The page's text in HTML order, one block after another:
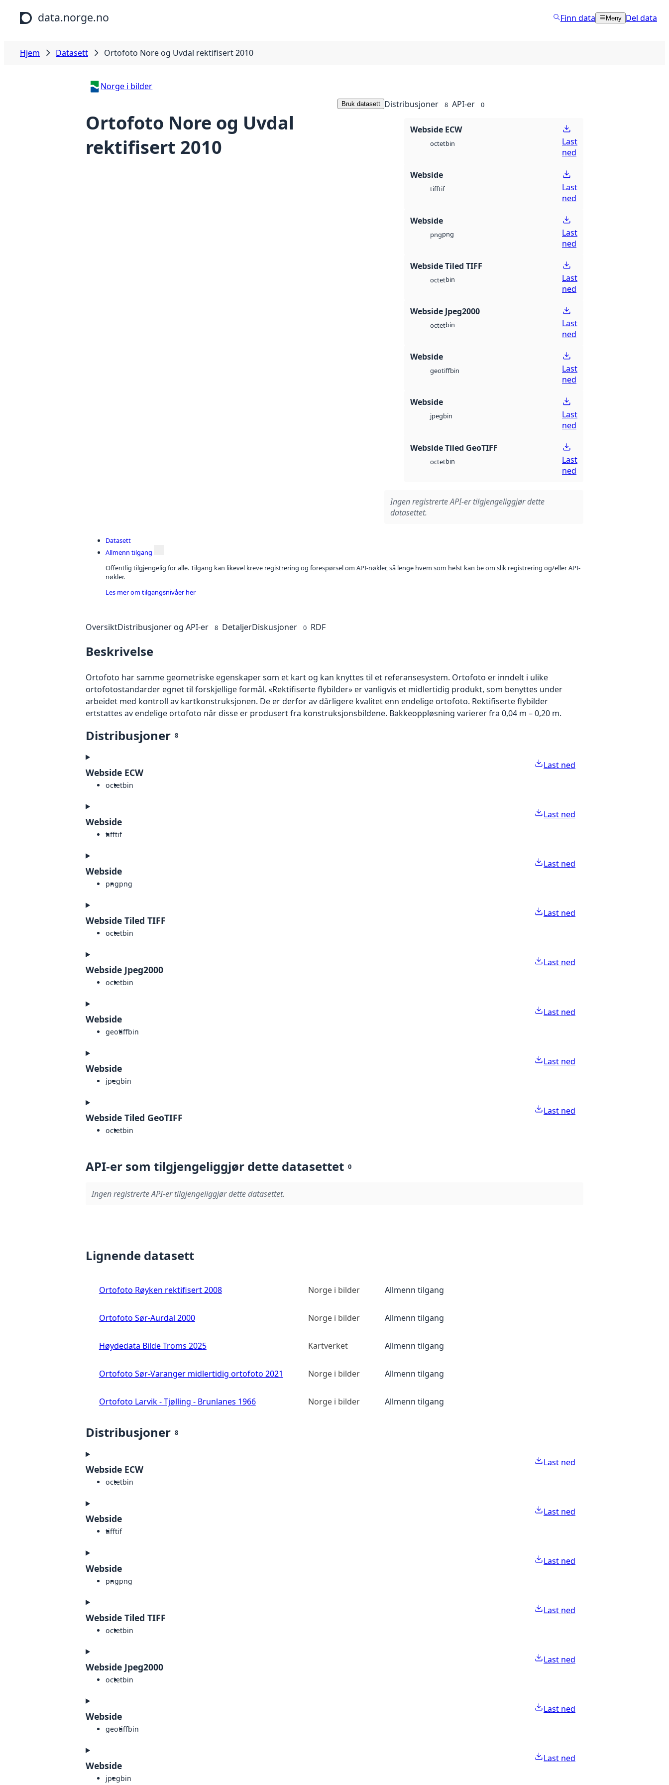
Hopp til hovedinnhold
data.norge.no Finn data Meny Del data
Hjem Datasett Ortofoto Nore og Uvdal rektifisert 2010
Norge i bilder
Ortofoto Nore og Uvdal
rektifisert 2010
Bruk datasett Distribusjoner 8 API-er 0
Webside ECW
octetbin
Last
ned
Webside
tifftif
Last
ned
Webside
pngpng
Last
ned
Webside Tiled TIFF
octetbin
Last
ned
Webside Jpeg2000
octetbin
Last
ned
Webside
geotiffbin
Last
ned
Webside
jpegbin
Last
ned
Webside Tiled GeoTIFF
octetbin
Last
ned
Ingen registrerte API-er tilgjengeliggjør dette
datasettet.
Datasett
Allmenn tilgang
Offentlig tilgjengelig for alle. Tilgang kan likevel kreve registrering og forespørsel om API-nøkler, så lenge hvem som helst kan be om slik registrering og/eller API-
nøkler.
Les mer om tilgangsnivåer her
OversiktDistribusjoner og API-er 8 DetaljerDiskusjoner 0 RDF
Beskrivelse
Ortofoto har samme geometriske egenskaper som et kart og kan knyttes til et referansesystem. Ortofoto er inndelt i ulike
ortofotostandarder egnet til forskjellige formål. «Rektifiserte flybilder» er vanligvis et midlertidig produkt, som benyttes under
arbeidet med kontroll av kartkonstruksjonen. De er derfor av dårligere kvalitet enn endelige ortofoto. Rektifiserte flybilder
ertstattes av endelige ortofoto når disse er produsert fra konstruksjonsbildene. Bakkeoppløsning varierer fra 0,04 m – 0,20 m.
Distribusjoner 8
Webside ECW
octetbin
Last ned
Webside
tifftif
Last ned
Webside
pngpng
Last ned
Webside Tiled TIFF
octetbin
Last ned
Webside Jpeg2000
octetbin
Last ned
Webside
geotiffbin
Last ned
Webside
jpegbin
Last ned
Webside Tiled GeoTIFF
octetbin
Last ned
API-er som tilgjengeliggjør dette datasettet 0
Ingen registrerte API-er tilgjengeliggjør dette datasettet.
Lignende datasett
Ortofoto Røyken rektifisert 2008 Norge i bilder Allmenn tilgang
Ortofoto Sør-Aurdal 2000 Norge i bilder Allmenn tilgang
Høydedata Bilde Troms 2025 Kartverket Allmenn tilgang
Ortofoto Sør-Varanger midlertidig ortofoto 2021 Norge i bilder Allmenn tilgang
Ortofoto Larvik - Tjølling - Brunlanes 1966 Norge i bilder Allmenn tilgang
Distribusjoner 8
Webside ECW
octetbin
Last ned
Webside
tifftif
Last ned
Webside
pngpng
Last ned
Webside Tiled TIFF
octetbin
Last ned
Webside Jpeg2000
octetbin
Last ned
Webside
geotiffbin
Last ned
Webside
jpegbin
Last ned